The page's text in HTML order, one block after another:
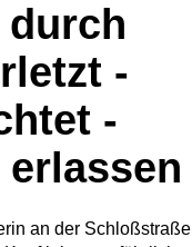
durch
-
-
an der Schloßstraße